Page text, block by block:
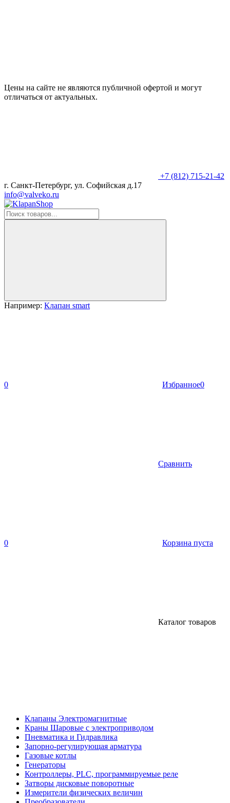
Цены на сайте не являются публичной офертой и могут
отличаться от актуальных.
+7 (812) 715-21-42
г. Санкт-Петербург, ул. Софийская д.17
info@valveko.ru
Например: Клапан smart
0 Избранное0
Сравнить
0 Корзина пуста
Каталог товаров
Клапаны Электромагнитные
Краны Шаровые с электроприводом
Пневматика и Гидравлика
Запорно-регулирующая арматура
Газовые котлы
Генераторы
Контроллеры, PLС, программируемые реле
Затворы дисковые поворотные
Измерители физических величин